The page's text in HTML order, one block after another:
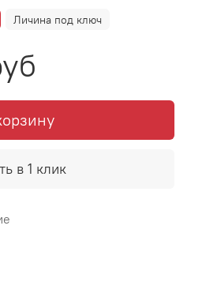
Личина под ключ
в 1 клик